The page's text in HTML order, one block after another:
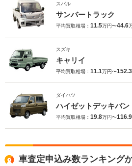
スバル
サンバートラック
平均買取相場： 11.5万円〜44.6
スズキ
キャリイ
平均買取相場： 11.1万円〜152.3
ダイハツ
ハイゼットデッキバン
平均買取相場： 19.8万円〜116.9
車査定申込み数ランキング